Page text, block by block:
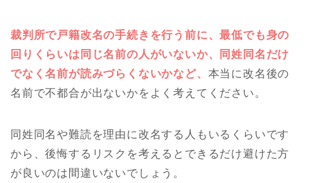
裁判所で戸籍改名の手続きを行う前に、最低でも身の
回りくらいは同じ名前の人がいないか、同姓同名だけ
でなく名前が読みづらくないかなど、 本当に改名後の
名前で不都合が出ないかをよく考えてください。
同姓同名や難読を理由に改名する人もいるくらいです
から、後悔するリスクを考えるとできるだけ避けた方
が良いのは間違いないでしょう。